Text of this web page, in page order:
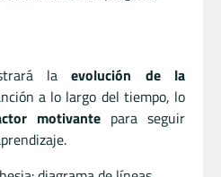
laevolución de la
a lo largo del tiempo, lo
motivantepara seguir